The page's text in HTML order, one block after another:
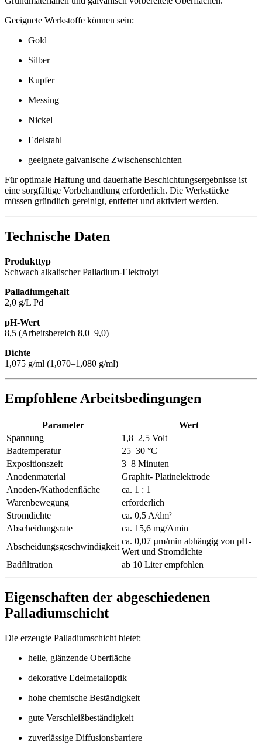
Geeignete Werkstoffe können sein:
Gold
Silber
Kupfer
Messing
Nickel
Edelstahl
geeignete galvanische Zwischenschichten
Für optimale Haftung und dauerhafte Beschichtungsergebnisse ist
eine sorgfältige Vorbehandlung erforderlich. Die Werkstücke
müssen gründlich gereinigt, entfettet und aktiviert werden.
Technische Daten
Produkttyp
Schwach alkalischer Palladium-Elektrolyt
Palladiumgehalt
2,0 g/L Pd
pH-Wert
8,5 (Arbeitsbereich 8,0–9,0)
Dichte
1,075 g/ml (1,070–1,080 g/ml)
Empfohlene Arbeitsbedingungen
Parameter
Wert
Spannung
1,8–2,5 Volt
Badtemperatur
25–30 °C
Expositionszeit
3–8 Minuten
Anodenmaterial
Graphit- Platinelektrode
Anoden-/Kathodenfläche
ca. 1 : 1
Warenbewegung
erforderlich
Stromdichte
ca. 0,5 A/dm²
Abscheidungsrate
ca. 15,6 mg/Amin
Abscheidungsgeschwindigkeit
ca. 0,07 µm/min abhängig von pH-
Wert und Stromdichte
Badfiltration
ab 10 Liter empfohlen
Eigenschaften der abgeschiedenen
Palladiumschicht
Die erzeugte Palladiumschicht bietet:
helle, glänzende Oberfläche
dekorative Edelmetalloptik
hohe chemische Beständigkeit
gute Verschleißbeständigkeit
zuverlässige Diffusionsbarriere